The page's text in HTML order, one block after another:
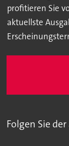
profitieren Sie
aktuellste
Folgen Sie